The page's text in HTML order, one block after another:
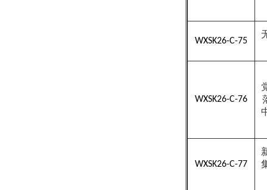
WXSK26-C-75
WXSK26-C-76
WXSK26-C-77